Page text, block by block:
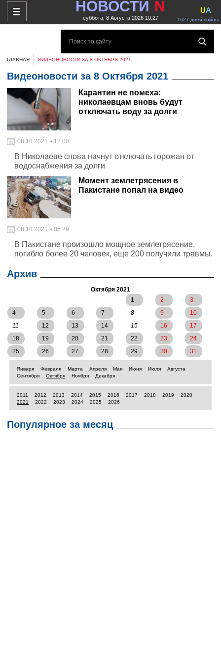
НОВОСТИ N
суббота, 8 Августа 2026 10:27 1627 дней войны
UA
ГЛАВНАЯ ВИДЕОНОВОСТИ ЗА 8 ОКТЯБРЯ 2021
Видеоновости за 8 Октября 2021
Карантин не помеха:
николаевцам вновь будут
отключать воду за долги
08.10.2021 в 12:00
В Николаеве снова начнут отключать горожан от
водоснабжения за долги
Момент землетрясения в
Пакистане попал на видео
08.10.2021 в 05:29
В Пакистане произошло мощное землетрясение,
погибло более 20 человек, еще 200 получили травмы.
Архив
Октября 2021
1
2
3
4
5 6 7 8 9
10
11
12 13 14 15 16
17
18
19 20 21 22 23
24
25
26 27 28 29 30 31
Января Февраля Марта Апреля Мая Июня Июля
Августа
Сентября
Октября Ноября Декабря
2011 2012 2013 2014 2015 2016 2017 2018 2019
2020
2021
2022 2023 2024 2025 2026
Популярное за месяц